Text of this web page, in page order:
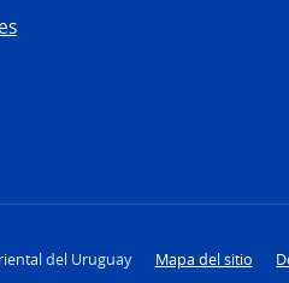
del Uruguay
Mapa del sitio